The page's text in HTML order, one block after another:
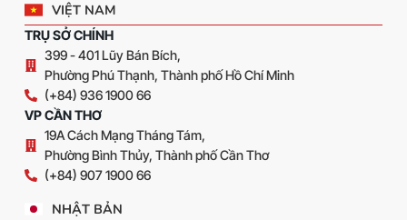
VIỆT NAM
TRỤ SỞ CHÍNH
399 - 401 Lũy Bán Bích,
Phường Phú Thạnh, Thành phố Hồ Chí Minh
(+84) 936 1900 66
VP CẦN THƠ
19A Cách Mạng Tháng Tám,
Phường Bình Thủy, Thành phố Cần Thơ
(+84) 907 1900 66
NHẬT BẢN